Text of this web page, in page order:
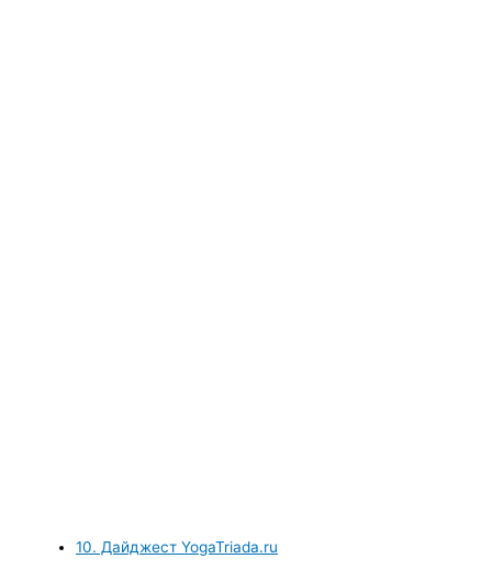
10. Дайджест YogaTriada.ru